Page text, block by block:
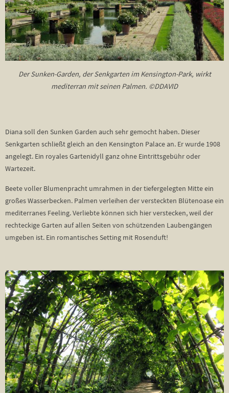
Der Sunken-Garden, der Senkgarten im Kensington-Park, wirkt
mediterran mit seinen Palmen. ©DDAVID
Diana soll den Sunken Garden auch sehr gemocht haben. Dieser
Senkgarten schließt gleich an den Kensington Palace an. Er wurde 1908
angelegt. Ein royales Gartenidyll ganz ohne Eintrittsgebühr oder
Wartezeit.
Beete voller Blumenpracht umrahmen in der tiefergelegten Mitte ein
großes Wasserbecken. Palmen verleihen der versteckten Blütenoase ein
mediterranes Feeling. Verliebte können sich hier verstecken, weil der
rechteckige Garten auf allen Seiten von schützenden Laubengängen
umgeben ist. Ein romantisches Setting mit Rosenduft!